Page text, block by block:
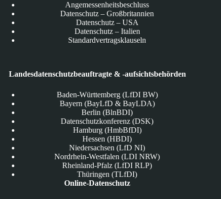
Angemessenheitsbeschluss
Datenschutz – Großbritannien
Datenschutz – USA
Datenschutz – Italien
Standardvertragsklauseln
Landesdatenschutzbeauftragte & -aufsichtsbehörden
Baden-Württemberg (LfDI BW)
Bayern (BayLfD & BayLDA)
Berlin (BlnBDI)
Datenschutzkonferenz (DSK)
Hamburg (HmbBfDI)
Hessen (HBDI)
Niedersachsen (LfD NI)
Nordrhein-Westfalen (LDI NRW)
Rheinland-Pfalz (LfDI RLP)
Thüringen (TLfDI)
Online-Datenschutz